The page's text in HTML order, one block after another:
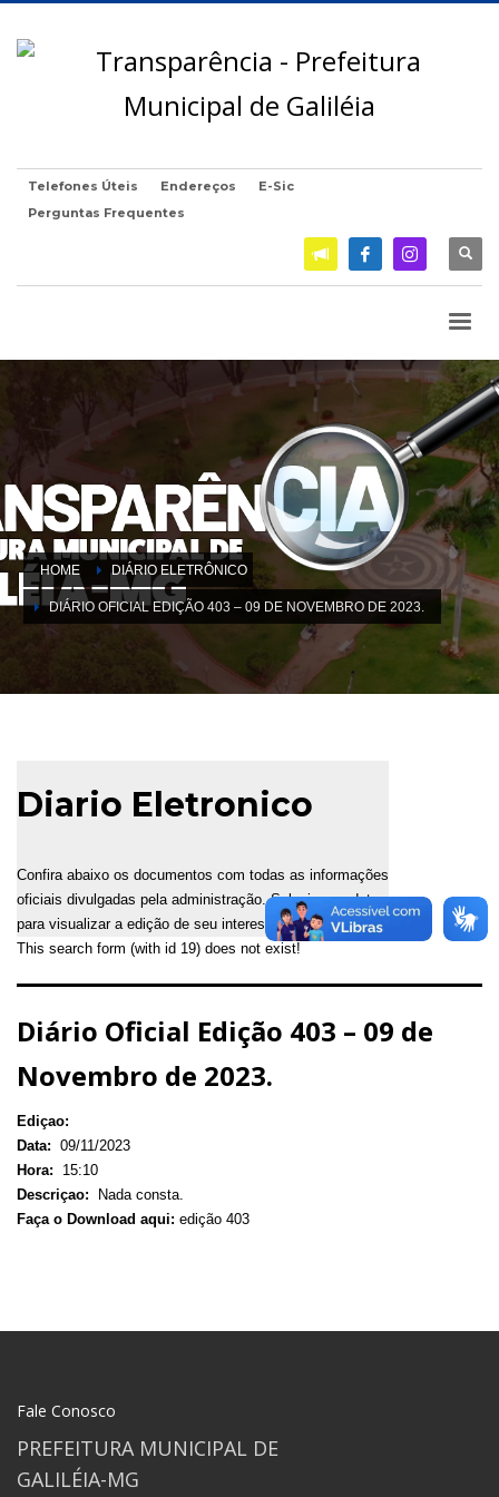
Telefones Úteis Endereços
E-Sic
Perguntas Frequentes
HOME DIÁRIO ELETRÔNICO
DIÁRIO OFICIAL EDIÇÃO 403 – 09 DE NOVEMBRO DE 2023.
Diario Eletronico
Confira abaixo os documentos com todas as informações
oficiais divulgadas pela administração. Selecione a data
para visualizar a edição de seu interesse.
This search form (with id 19) does not exist!
Diário Oficial Edição 403 – 09 de
Novembro de 2023.
Ediçao:
Data: 09/11/2023
Hora:
15:10
Descriçao:
Nada consta.
Faça o Download aqui: edição 403
Fale Conosco
PREFEITURA MUNICIPAL DE
GALILÉIA-MG